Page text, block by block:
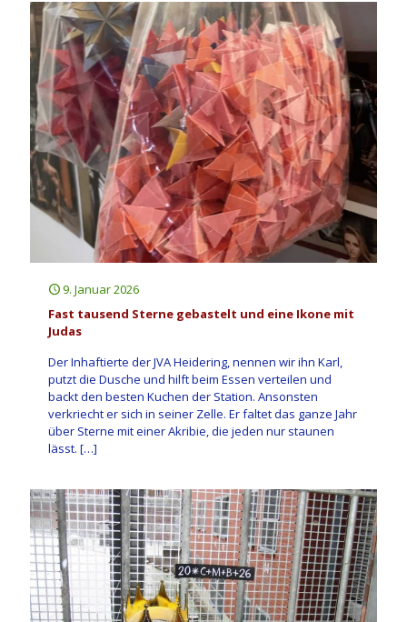
9. Januar 2026
Fast tausend Sterne gebastelt und eine Ikone mit
Judas
Der Inhaftierte der JVA Heidering, nennen wir ihn Karl,
putzt die Dusche und hilft beim Essen verteilen und
backt den besten Kuchen der Station. Ansonsten
verkriecht er sich in seiner Zelle. Er faltet das ganze Jahr
über Sterne mit einer Akribie, die jeden nur staunen
lässt. […]